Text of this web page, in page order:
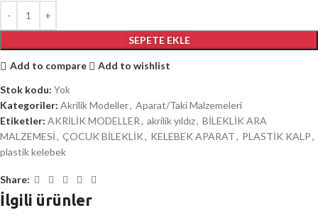
SEPETE EKLE
Add to compare
Add to wishlist
Stok kodu: Yok
Kategoriler: Akrilik Modeller, Aparat/Taki Malzemeleri
Etiketler: AKRİLİK MODELLER, akrilik yıldız, BİLEKLİK ARA
MALZEMESİ, ÇOCUK BİLEKLİK, KELEBEK APARAT, PLASTİK KALP,
plastik kelebek
Share:
İlgili ürünler